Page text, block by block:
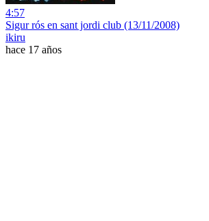
4:57
Sigur rós en sant jordi club (13/11/2008)
ikiru
hace 17 años